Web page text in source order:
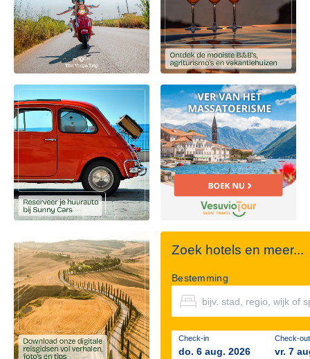
Zoek hotels en meer...
Bestemming
Check-in
do. 6 aug. 2026
Check-out
vr. 7